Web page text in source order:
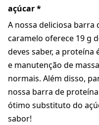
açúcar *
A nossa deliciosa
caramelo oferece 19 g
deves saber, a
e manutenção de
normais. Além disso,
nossa barra de
ótimo substituto do
sabor!